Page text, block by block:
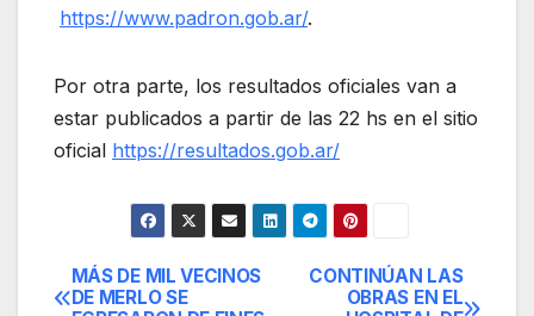
https://www.padron.gob.ar/.
Por otra parte, los resultados oficiales van a
estar publicados a partir de las 22 hs en el sitio
oficial https://resultados.gob.ar/
Navegación
CONTINÚAN LAS
OBRAS EN EL
MÁS DE MIL VECINOS
DE MERLO SE